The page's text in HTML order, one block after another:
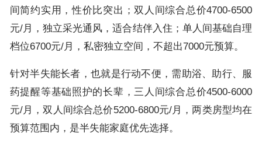
间简约实用，性价比突出；双人间综合总价4700-6500
元/月，独立采光通风，适合结伴入住；单人间基础自理
档位6700元/月，私密独立空间，不超出7000元预算。
针对半失能长者，也就是行动不便，需助浴、助行、服
药提醒等基础照护的长辈，三人间综合总价4500-6000
元/月，双人间综合总价5200-6800元/月，两类房型均在
预算范围内，是半失能家庭优先选择。